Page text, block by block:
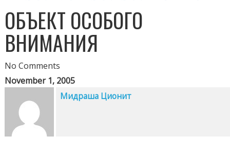
ОБЪЕКТ ОСОБОГО
ВНИМАНИЯ
No Comments
November 1, 2005
Мидраша Ционит